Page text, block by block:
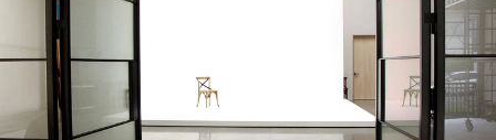
VARIATION
ひとつのスタジオであれもこれも
LOCATION
カフェやオフィスなどロケシーンも
ALL FILTER
すべての選択肢からスタジオを探す